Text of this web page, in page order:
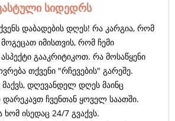
სიდედრს
დაბადების დღეს! რა კარგია, რომ
იმისთვის, რომ ჩემი
გააკრიტიკოთ. რა მოსაწყენი
თქვენი "რჩევების" გარეშე.
დღევანდელ დღეს მაინც
ჩვენთან ყოველ საათში.
ისედაც 24/7 გვაქვს.